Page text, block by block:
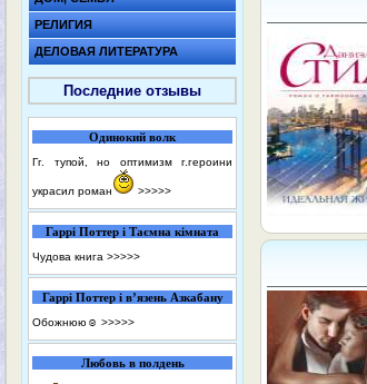
РЕЛИГИЯ
ДЕЛОВАЯ ЛИТЕРАТУРА
Последние отзывы
Одинокий волк
Гг. тупой, но оптимизм г.героини
украсил роман >>>>>
Гаррі Поттер і Таємна кімната
Чудова книга >>>>>
Гаррі Поттер і в’язень Азкабану
Обожнюю☺️ >>>>>
Любовь в полдень